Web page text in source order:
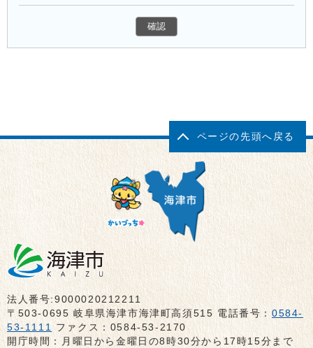
ページの先頭へ戻る
法人番号:9000020212211
〒503-0695 岐阜県海津市海津町高須515 電話番号：0584-
53-1111 ファクス：0584-53-2170
開庁時間：月曜日から金曜日の8時30分から17時15分まで